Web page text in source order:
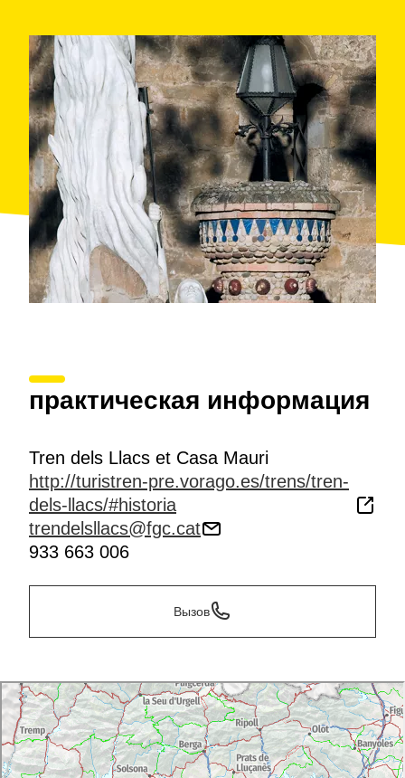
практическая информация
Tren dels Llacs et Casa Mauri
http://turistren-pre.vorago.es/trens/tren-
dels-llacs/#historia
trendelsllacs@fgc.cat
933 663 006
Вызов